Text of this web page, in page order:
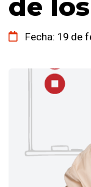
de
Fecha: 19 de